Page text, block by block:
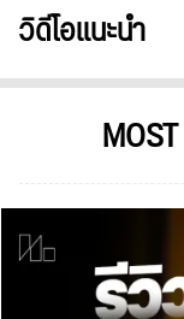
วิดีโอแนะนำ